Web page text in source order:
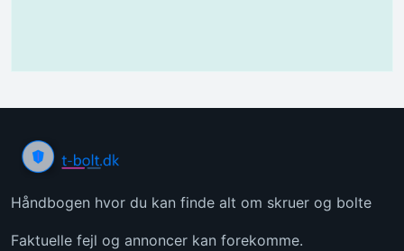
Håndbogen hvor du kan finde alt om skruer og bolte
Faktuelle fejl og annoncer kan forekomme.